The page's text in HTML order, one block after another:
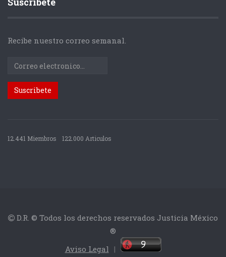
Recibe nuestro correo semanal.
12.441 Miembros 122.000 Articulos
D.R. © Todos los derechos reservados Justicia México
®
Aviso Legal |